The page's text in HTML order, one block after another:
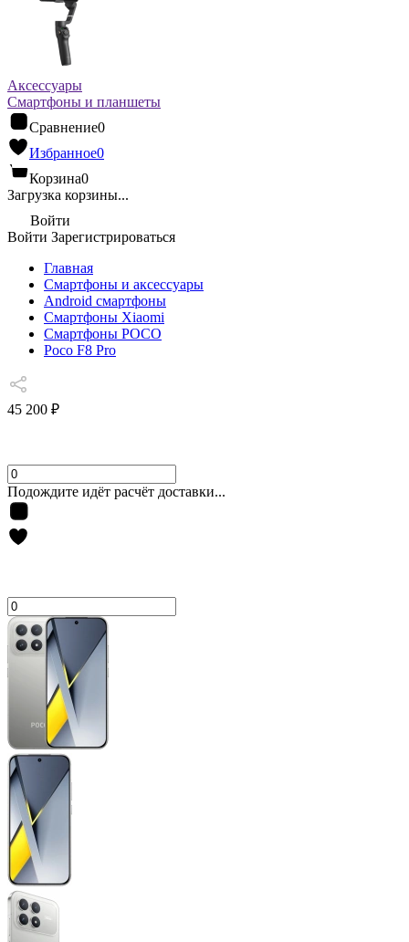
Аксессуары
Смартфоны и планшеты
Сравнение0
Избранное0
Корзина0
Загрузка корзины...
Войти
Войти Зарегистрироваться
Главная
Смартфоны и аксессуары
Android cмартфоны
Смартфоны Xiaomi
Смартфоны POCO
Poco F8 Pro
45 200 ₽
Подождите идёт расчёт доставки...